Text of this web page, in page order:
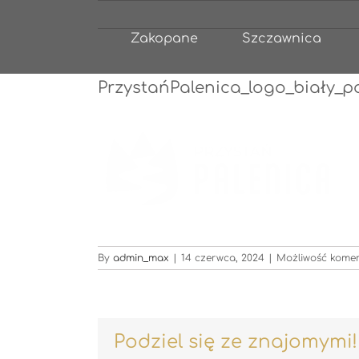
Zakopane Szczawnica
By admin_max | 14 czerwca, 2024 | Możliwość
Podziel się ze znajomymi!